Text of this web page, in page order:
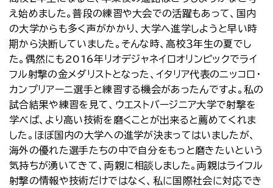
え始めました。普段の練習や大会での活躍もあって、国内
の大学からも多く声がかかり、大学へ進学しようと早い時
期から決断していました。そんな時、高校３年生の夏でし
た。偶然にも2016年リオデジャネイロオリンピックでライ
フル射撃の金メダリストとなった、イタリア代表のニッコロ・
カンプリアーニ選手と練習する機会があったんですよ。私の
試合結果や練習を見て、ウエストバージニア大学で射撃を
学べば、より高い技術を磨くことが出来ると薦めてくれま
した。ほぼ国内の大学への進学が決まってはいましたが、
海外の優れた選手たちの中で自分をもっと磨きたいという
気持ちが湧いてきて、両親に相談しました。両親はライフル
射撃の情報や技術だけではなく、私に国際社会に対応でき